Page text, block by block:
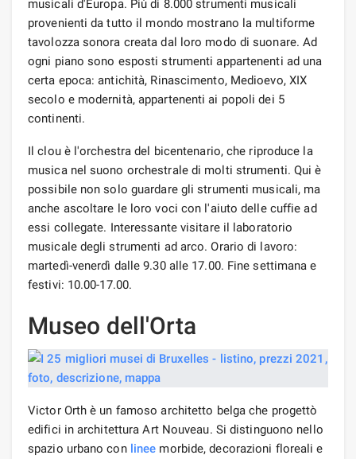
musicali d'Europa. Più di 8.000 strumenti musicali
provenienti da tutto il mondo mostrano la multiforme
tavolozza sonora creata dal loro modo di suonare. Ad
ogni piano sono esposti strumenti appartenenti ad una
certa epoca: antichità, Rinascimento, Medioevo, XIX
secolo e modernità, appartenenti ai popoli dei 5
continenti.
Il clou è l'orchestra del bicentenario, che riproduce la
musica nel suono orchestrale di molti strumenti. Qui è
possibile non solo guardare gli strumenti musicali, ma
anche ascoltare le loro voci con l'aiuto delle cuffie ad
essi collegate. Interessante visitare il laboratorio
musicale degli strumenti ad arco. Orario di lavoro:
martedì-venerdì dalle 9.30 alle 17.00. Fine settimana e
festivi: 10.00-17.00.
Museo dell'Orta
Victor Orth è un famoso architetto belga che progettò
edifici in architettura Art Nouveau. Si distinguono nello
spazio urbano con linee morbide, decorazioni floreali e